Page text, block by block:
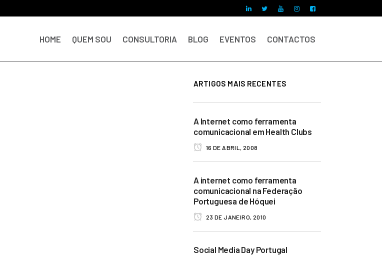
HOME QUEM SOU CONSULTORIA BLOG EVENTOS CONTACTOS
ARTIGOS MAIS RECENTES
A Internet como ferramenta
comunicacional em Health Clubs
16 DE ABRIL, 2008
A internet como ferramenta
comunicacional na Federação
Portuguesa de Hóquei
23 DE JANEIRO, 2010
Social Media Day Portugal